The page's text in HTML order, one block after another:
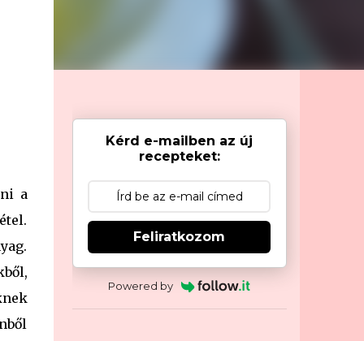
a
Kérd e-mailben az új
recepteket:
Feliratkozom
Powered by